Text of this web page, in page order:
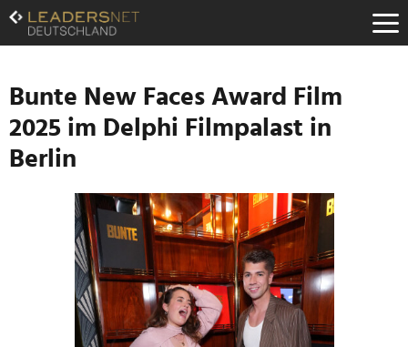
Zum
Inhalt
Zur
Navigation
Zur
Hauptnavigation
Bunte New Faces Award Film
2025 im Delphi Filmpalast in
Berlin